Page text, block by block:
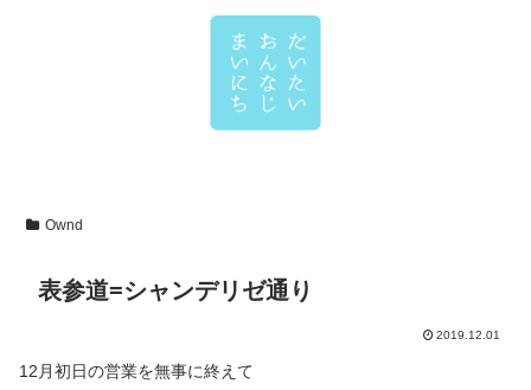
Ownd
表参道=シャンデリゼ通り
2019.12.01
12月初日の営業を無事に終えて